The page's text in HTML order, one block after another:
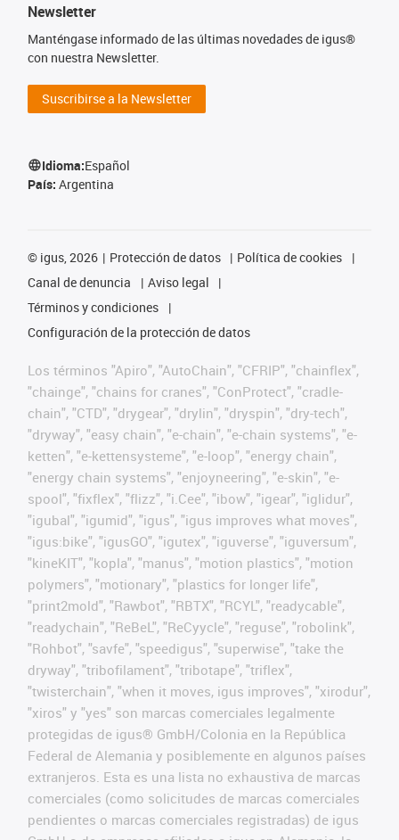
Newsletter
Manténgase informado de las últimas novedades de igus®
con nuestra Newsletter.
Suscribirse a la Newsletter
Idioma:Español
País: Argentina
© igus, 2026 Protección de datos
Política de cookies
Canal de denuncia
Aviso legal
Términos y condiciones
Configuración de la protección de datos
Los términos "Apiro", "AutoChain", "CFRIP", "chainflex",
"chainge", "chains for cranes", "ConProtect", "cradle-
chain", "CTD", "drygear", "drylin", "dryspin", "dry-tech",
"dryway", "easy chain", "e-chain", "e-chain systems", "e-
ketten", "e-kettensysteme", "e-loop", "energy chain",
"energy chain systems", "enjoyneering", "e-skin", "e-
spool", "fixflex", "flizz", "i.Cee", "ibow", "igear", "iglidur",
"igubal", "igumid", "igus", "igus improves what moves",
"igus:bike", "igusGO", "igutex", "iguverse", "iguversum",
"kineKIT", "kopla", "manus", "motion plastics", "motion
polymers", "motionary", "plastics for longer life",
"print2mold", "Rawbot", "RBTX", "RCYL", "readycable",
"readychain", "ReBeL", "ReCyycle", "reguse", "robolink",
"Rohbot", "savfe", "speedigus", "superwise", "take the
dryway", "tribofilament", "tribotape", "triflex",
"twisterchain", "when it moves, igus improves", "xirodur",
"xiros" y "yes" son marcas comerciales legalmente
protegidas de igus® GmbH/Colonia en la República
Federal de Alemania y posiblemente en algunos países
extranjeros. Esta es una lista no exhaustiva de marcas
comerciales (como solicitudes de marcas comerciales
pendientes o marcas comerciales registradas) de igus